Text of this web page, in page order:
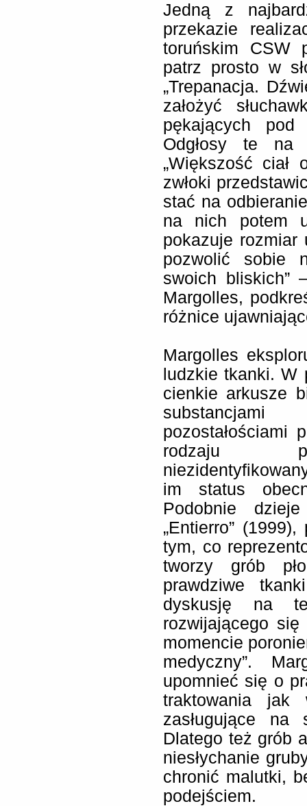
Jedną z
przekazie
toruńskim CSW
patrz prosto w
„Trepanacja.
założyć
pękających pod
Odgłosy te na
„Większość
zwłoki
stać na
na nich potem
pokazuje rozmiar
pozwolić sobie
swoich bliskich”
Margolles,
różnice
Margolles
ludzkie tkanki. W
cienkie arkusze
substancjami
pozostałościami
rodzaju
im status
Podobnie
„Entierro”
tym, co
tworzy grób
prawdziwe
dyskusję na
rozwijającego
momencie
medyczny”.
upomnieć się o
traktowania jak
zasługujące na
Dlatego też grób
niesłychanie
chronić malutki,
podejściem.